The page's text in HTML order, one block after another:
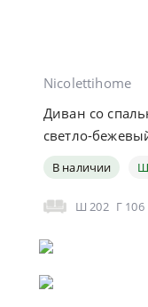
Nicolettihome
Диван со
светло-
В наличии
Ш 202 Г 106